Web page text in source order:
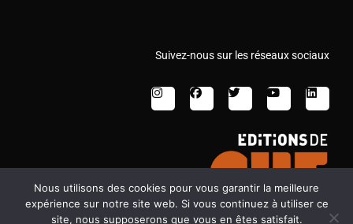
Suivez-nous sur les réseaux sociaux
Nous utilisons des cookies pour vous garantir la meilleure
expérience sur notre site web. Si vous continuez à utiliser ce
site, nous supposerons que vous en êtes satisfait.